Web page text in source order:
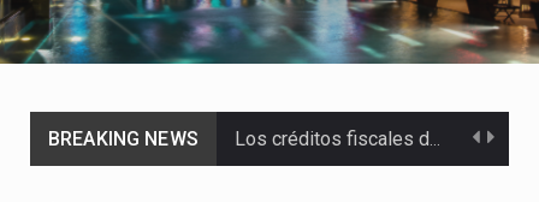
BREAKING NEWS